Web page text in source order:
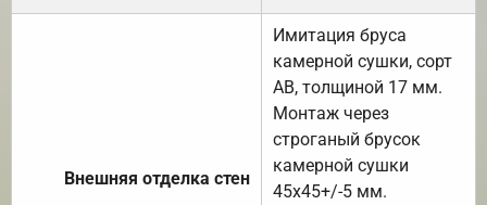
Внешняя отделка стен
Имитация бруса
камерной сушки, сорт
АВ, толщиной 17 мм.
Монтаж через
строганый брусок
камерной сушки
45х45+/-5 мм.